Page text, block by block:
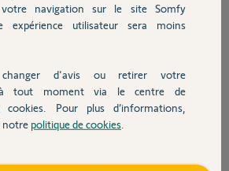
au fil de discussion
votre navigation sur le site Somfy
expérience utilisateur sera moins
d'avis ou retirer votre
à tout moment via le centre de
cookies. Pour plus d’informations,
notre politique de cookies